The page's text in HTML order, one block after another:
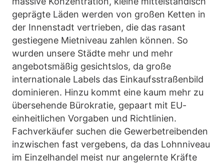
geprägte Läden werden von großen Ketten in
der Innenstadt vertrieben, die das rasant
gestiegene Mietniveau zahlen können. So
wurden unsere Städte mehr und mehr
angebotsmäßig gesichtslos, da große
internationale Labels das Einkaufsstraßenbild
dominieren. Hinzu kommt eine kaum mehr zu
übersehende Bürokratie, gepaart mit EU-
einheitlichen Vorgaben und Richtlinien.
Fachverkäufer suchen die Gewerbetreibenden
inzwischen fast vergebens, da das Lohnniveau
im Einzelhandel meist nur angelernte Kräfte